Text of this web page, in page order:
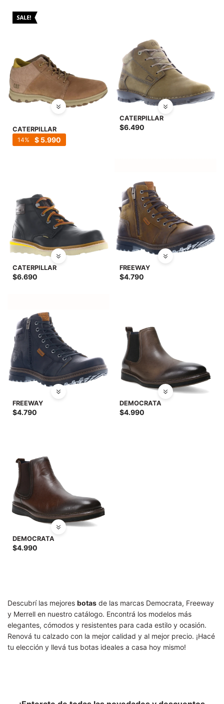
CATERPILLAR
$ 5.990
14
CATERPILLAR
$6.490
CATERPILLAR
$6.690
FREEWAY
$4.790
FREEWAY
$4.790
DEMOCRATA
$4.990
DEMOCRATA
$4.990
Descubrí las mejores botas de las marcas Democrata, Freeway
y Merrell en nuestro catálogo. Encontrá los modelos más
elegantes, cómodos y resistentes para cada estilo y ocasión.
Renová tu calzado con la mejor calidad y al mejor precio. ¡Hacé
tu elección y llevá tus botas ideales a casa hoy mismo!